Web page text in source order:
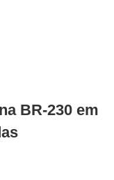
BR-230 em